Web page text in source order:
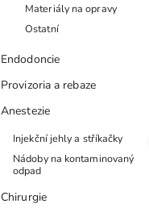
Materiály na opravy
Ostatní
Endodoncie
Provizoria a rebaze
Anestezie
Injekční jehly a stříkačky
Nádoby na kontaminovaný
odpad
Chirurgie